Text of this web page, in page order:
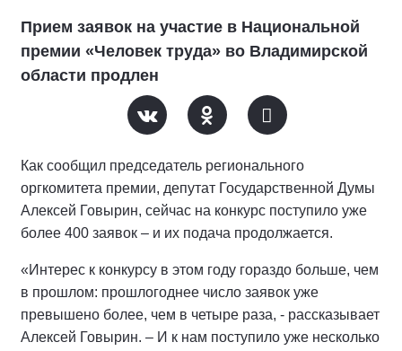
Прием заявок на участие в Национальной
премии «Человек труда» во Владимирской
области продлен
Как сообщил председатель регионального
оргкомитета премии, депутат Государственной Думы
Алексей Говырин, сейчас на конкурс поступило уже
более 400 заявок – и их подача продолжается.
«Интерес к конкурсу в этом году гораздо больше, чем
в прошлом: прошлогоднее число заявок уже
превышено более, чем в четыре раза, - рассказывает
Алексей Говырин. – И к нам поступило уже несколько